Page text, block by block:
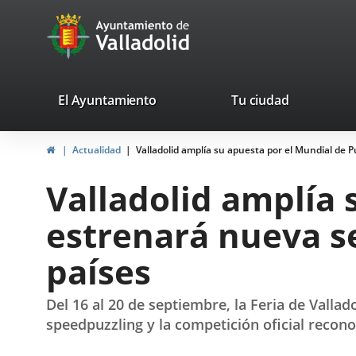
Portal
Web
Ayuntamiento
de
valladolid.es
El Ayuntamiento Tu ciudad
HomeActualidad Valladolid amplía su apuesta por el Mundial de
Valladolid amplía
estrenará nueva
países
Del 16 al 20 de septiembre, la Feria de
speedpuzzling y la competición oficial